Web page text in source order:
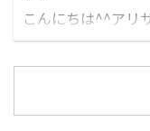
べることで、今後の
『食』に対する考え
見方が大きく変わ
是非、最後まで読
ただけたらなと思
す。 そもそも無添
こんにちは^^アリ
す。 こんなツイー
ました！ スーパー